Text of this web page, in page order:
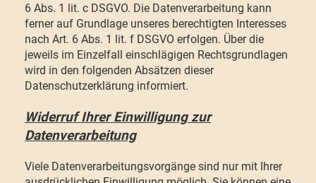
6 Abs. 1 lit. c DSGVO. Die Datenverarbeitung kann
ferner auf Grundlage unseres berechtigten Interesses
nach Art. 6 Abs. 1 lit. f DSGVO erfolgen. Über die
jeweils im Einzelfall einschlägigen Rechtsgrundlagen
wird in den folgenden Absätzen dieser
Datenschutzerklärung informiert.
Widerruf Ihrer Einwilligung zur
Datenverarbeitung
Viele Datenverarbeitungsvorgänge sind nur mit Ihrer